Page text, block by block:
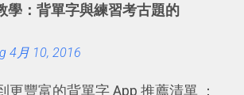
的管理教學文章： 把 Evernote 當
Drive 變身 Trello ！幫雲端硬碟
，卻還沒有在電腦玩物上寫過
學：背單字與練習考古題的
4月 10, 2016
更豐富的背單字 App 推薦清單 ：